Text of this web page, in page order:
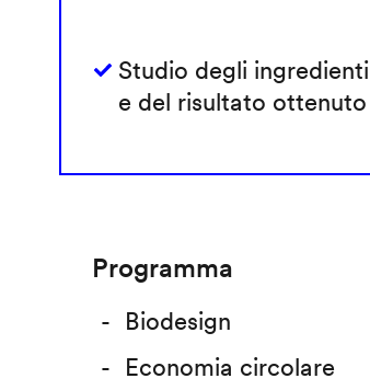
Studio degli ingredienti
e del risultato ottenuto
Programma
Biodesign
Economia circolare